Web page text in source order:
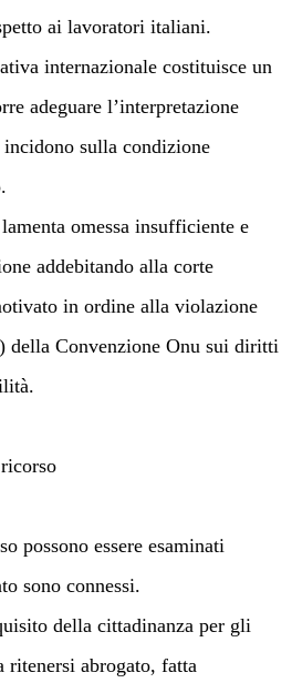
ai lavoratori italiani.
internazionale costituisce un
adeguare l’interpretazione
sulla condizione
omessa insufficiente e
addebitando alla corte
in ordine alla violazione
della Convenzione Onu sui diritti
possono essere esaminati
sono connessi.
della cittadinanza per gli
abrogato, fatta